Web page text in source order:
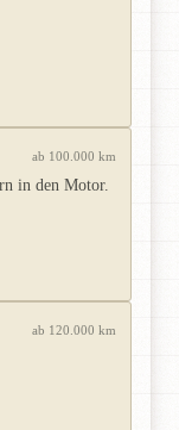
ab 100.000 km
in den Motor.
ab 120.000 km